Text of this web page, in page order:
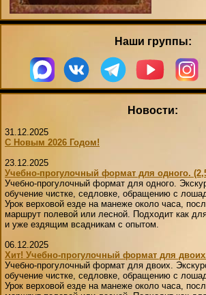
Наши группы:
Новости:
31.12.2025
С Новым 2026 Годом!
23.12.2025
Учебно-прогулочный формат для одного.
Учебно-прогулочный формат для одного.
обучение чистке, седловке, обращению с
Урок верховой езде на манеже около часа,
маршрут полевой или лесной. Подходит как
и уже ездящим всадникам с опытом.
06.12.2025
Хит! Учебно-прогулочный формат для
Учебно-прогулочный формат для двоих.
обучение чистке, седловке, обращению с
Урок верховой езде на манеже около часа,